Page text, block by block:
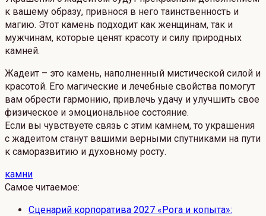
к вашему образу, привнося в него таинственность и
магию. Этот камень подходит как женщинам, так и
мужчинам, которые ценят красоту и силу природных
камней.
Жадеит – это камень, наполненный мистической силой и
красотой. Его магические и лечебные свойства помогут
вам обрести гармонию, привлечь удачу и улучшить свое
физическое и эмоциональное состояние.
Если вы чувствуете связь с этим камнем, то украшения
с жадеитом станут вашими верными спутниками на пути
к саморазвитию и духовному росту.
камни
Самое читаемое:
Сценарий корпоратива 2027 «Рога и копыта»: